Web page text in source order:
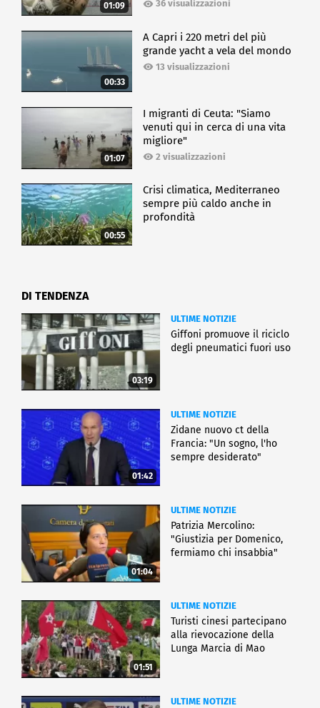
01:09 36 visualizzazioni
00:33
A Capri i 220 metri del più
grande yacht a vela del mondo
13 visualizzazioni
01:07
I migranti di Ceuta: "Siamo
venuti qui in cerca di una vita
migliore"
2 visualizzazioni
00:55
Crisi climatica, Mediterraneo
sempre più caldo anche in
profondità
DI TENDENZA
03:19
ULTIME NOTIZIE
Giffoni promuove il riciclo
degli pneumatici fuori uso
01:42
ULTIME NOTIZIE
Zidane nuovo ct della
Francia: "Un sogno, l'ho
sempre desiderato"
01:04
ULTIME NOTIZIE
Patrizia Mercolino:
"Giustizia per Domenico,
fermiamo chi insabbia"
01:51
ULTIME NOTIZIE
Turisti cinesi partecipano
alla rievocazione della
Lunga Marcia di Mao
ULTIME NOTIZIE